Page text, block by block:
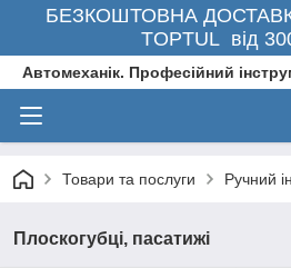
БЕЗКОШТОВНА
TOPTUL від
Автомеханік. Професійний
Товари та послуги Ручний
Плоскогубці, пасатижі